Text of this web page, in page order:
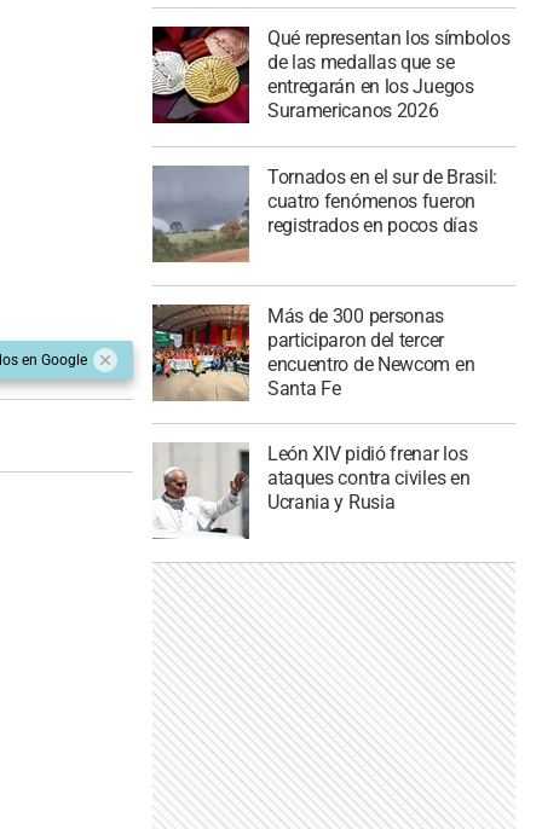
en Google
Qué representan los símbolos
de las medallas que se
entregarán en los Juegos
Suramericanos 2026
Tornados en el sur de Brasil:
cuatro fenómenos fueron
registrados en pocos días
Más de 300 personas
participaron del tercer
encuentro de Newcom en
Santa Fe
León XIV pidió frenar los
ataques contra civiles en
Ucrania y Rusia